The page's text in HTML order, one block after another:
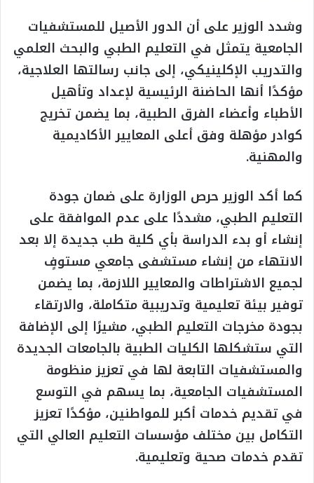
وشدد الوزير على أن الدور الأصيل للمستشفيات
الجامعية يتمثل في التعليم الطبي والبحث العلمي
والتدريب الإكلينيكي، إلى جانب رسالتها العلاجية،
مؤكدًا أنها الحاضنة الرئيسية لإعداد وتأهيل
الأطباء وأعضاء الفرق الطبية، بما يضمن تخريج
كوادر مؤهلة وفق أعلى المعايير الأكاديمية
والمهنية.
كما أكد الوزير حرص الوزارة على ضمان جودة
التعليم الطبي، مشددًا على عدم الموافقة على
إنشاء أو بدء الدراسة بأي كلية طب جديدة إلا بعد
الانتهاء من إنشاء مستشفى جامعي مستوفٍ
لجميع الاشتراطات والمعايير اللازمة، بما يضمن
توفير بيئة تعليمية وتدريبية متكاملة، والارتقاء
بجودة مخرجات التعليم الطبي، مشيرًا إلى الإضافة
التي ستشكلها الكليات الطبية بالجامعات الجديدة
والمستشفيات التابعة لها في تعزيز منظومة
المستشفيات الجامعية، بما يسهم في التوسع
في تقديم خدمات أكبر للمواطنين، مؤكدًا تعزيز
التكامل بين مختلف مؤسسات التعليم العالي التي
تقدم خدمات صحية وتعليمية.